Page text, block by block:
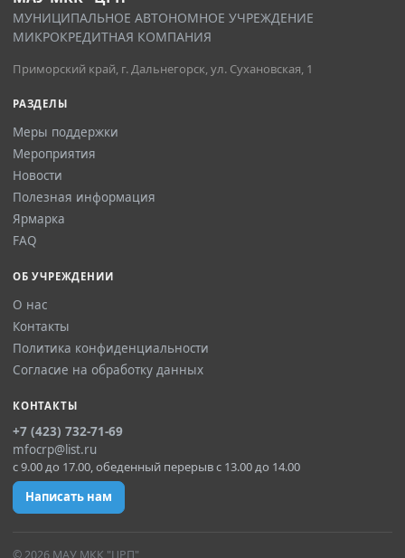
МУНИЦИПАЛЬНОЕ АВТОНОМНОЕ УЧРЕЖДЕНИЕ
МИКРОКРЕДИТНАЯ КОМПАНИЯ
Приморский край, г. Дальнегорск, ул. Сухановская, 1
РАЗДЕЛЫ
Меры поддержки
Мероприятия
Новости
Полезная информация
Ярмарка
FAQ
ОБ УЧРЕЖДЕНИИ
О нас
Контакты
Политика конфиденциальности
Согласие на обработку данных
КОНТАКТЫ
+7 (423) 732-71-69
mfocrp@list.ru
с 9.00 до 17.00, обеденный перерыв с 13.00 до 14.00
Написать нам
© 2026 МАУ МКК "ЦРП"